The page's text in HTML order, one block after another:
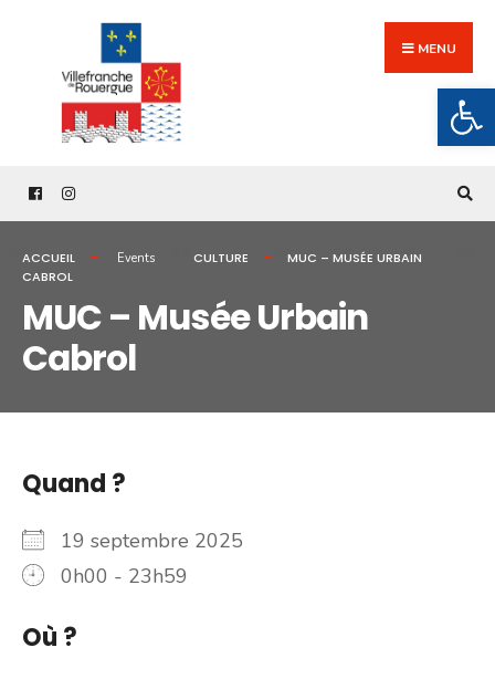
content
MENU
ACCUEIL Events CULTURE
MUC – MUSÉE URBAIN
CABROL
MUC – Musée Urbain
Cabrol
Quand ?
19 septembre 2025
0h00 - 23h59
Où ?